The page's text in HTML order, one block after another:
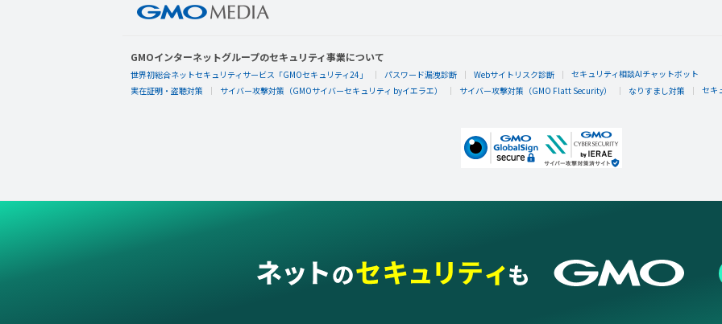
GMOインターネットグループのセキュリティ事業について
世界初総合ネットセキュリティサービス「GMOセキュリティ24」 パスワード漏洩診断 Webサイトリスク診断
セキュリティ相談AIチャットボット
実在証明・盗聴対策
サイバー攻撃対策（GMOサイバーセキュリティ byイエラエ） サイバー攻撃対策（GMO Flatt Security） なりすまし対策 セキ